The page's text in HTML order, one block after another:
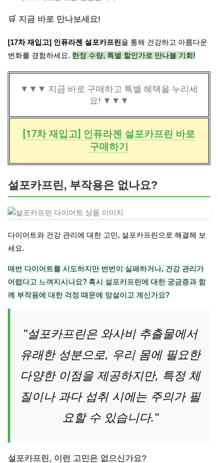
🛒 지금 바로 만나보세요!
[17차 재입고] 인퓨라젠 설포카프린을 통해 건강하고 아름다운
변화를 경험하세요. 한정 수량, 특별 할인가로 만나볼 기회!
▼▼▼ 지금 바로 구매하고 특별 혜택을 누리세
요! ▼▼▼
[17차 재입고] 인퓨라젠 설포카프린 바로
구매하기
설포카프린, 부작용은 없나요?
다이어트와 건강 관리에 대한 고민, 설포카프린으로 해결해 보
세요.
매번 다이어트를 시도하지만 번번이 실패하거나, 건강 관리가
어렵다고 느껴지시나요? 혹시 설포카프린에 대한 궁금증과 함
께 부작용에 대한 걱정 때문에 망설이고 계신가요?
"설포카프린은 와사비 추출물에서
유래한 성분으로, 우리 몸에 필요한
다양한 이점을 제공하지만, 특정 체
질이나 과다 섭취 시에는 주의가 필
요할 수 있습니다."
설포카프린, 이런 고민은 없으신가요?